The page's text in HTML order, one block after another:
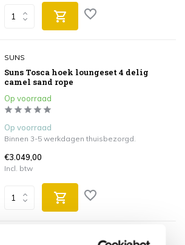
SUNS
Suns Tosca hoek loungeset 4 delig
camel sand rope
Op voorraad
Op voorraad
Binnen 3-5 werkdagen thuisbezorgd.
€3.049,00
Incl. btw